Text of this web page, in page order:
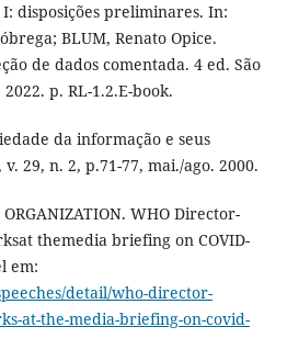
I: disposições preliminares. In:
BLUM, Renato Opice.
de dados comentada. 4 ed. São
p. RL-1.2.E-book.
da informação e seus
29, n. 2, p.71-77, mai./ago. 2000.
WHO Director-
themedia briefing on COVID-
em:
detail/who-director-
at-the-media-briefing-on-covid-